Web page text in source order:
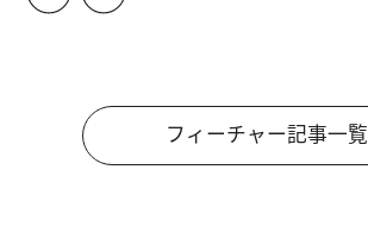
フィーチャー記事一覧